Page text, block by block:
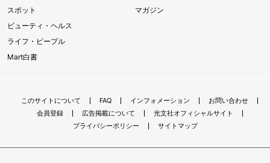
スポット
ビューティ・ヘルス
ライフ・ピープル
Mart白書
マガジン
このサイトについて FAQ インフォメーション
お問い合わせ
会員登録
広告掲載について
光文社オフィシャルサイト
プライバシーポリシー
サイトマップ